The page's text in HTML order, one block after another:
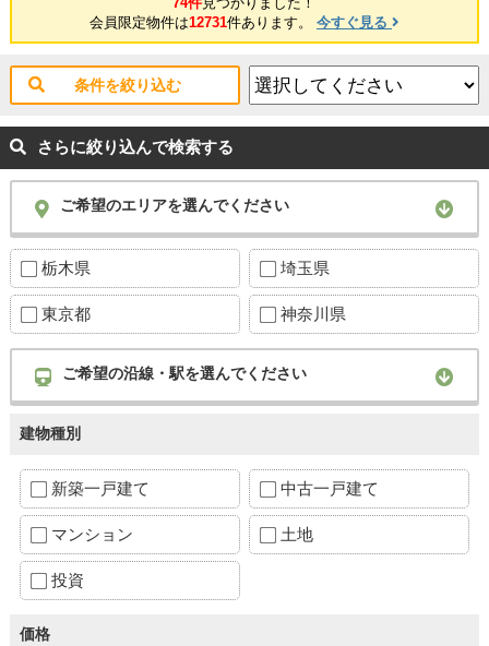
会員限定物件は12731件あります。 今すぐ見る
条件を絞り込む
さらに絞り込んで検索する
ご希望のエリアを選んでください
栃木県 埼玉県
東京都 神奈川県
ご希望の沿線・駅を選んでください
建物種別
新築一戸建て 中古一戸建て
マンション 土地
投資
価格